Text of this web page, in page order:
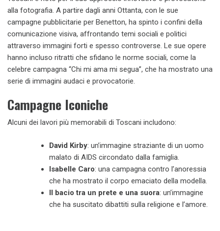
alla fotografia. A partire dagli anni Ottanta, con le sue
campagne pubblicitarie per Benetton, ha spinto i confini della
comunicazione visiva, affrontando temi sociali e politici
attraverso immagini forti e spesso controverse. Le sue opere
hanno incluso ritratti che sfidano le norme sociali, come la
celebre campagna “Chi mi ama mi segua”, che ha mostrato una
serie di immagini audaci e provocatorie.
Campagne Iconiche
Alcuni dei lavori più memorabili di Toscani includono:
David Kirby: un’immagine straziante di un uomo
malato di AIDS circondato dalla famiglia.
Isabelle Caro: una campagna contro l’anoressia
che ha mostrato il corpo emaciato della modella.
Il bacio tra un prete e una suora: un’immagine
che ha suscitato dibattiti sulla religione e l’amore.